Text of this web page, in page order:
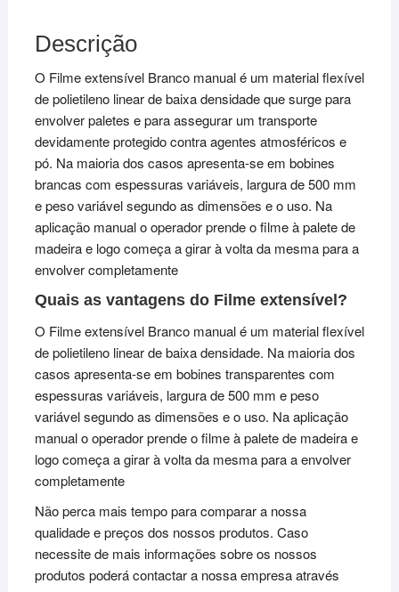
Descrição
O Filme extensível Branco manual é um material flexível
de polietileno linear de baixa densidade que surge para
envolver paletes e para assegurar um transporte
devidamente protegido contra agentes atmosféricos e
pó. Na maioria dos casos apresenta-se em bobines
brancas com espessuras variáveis, largura de 500 mm
e peso variável segundo as dimensões e o uso. Na
aplicação manual o operador prende o filme à palete de
madeira e logo começa a girar à volta da mesma para a
envolver completamente
Quais as vantagens do Filme extensível?
O Filme extensível Branco manual é um material flexível
de polietileno linear de baixa densidade. Na maioria dos
casos apresenta-se em bobines transparentes com
espessuras variáveis, largura de 500 mm e peso
variável segundo as dimensões e o uso. Na aplicação
manual o operador prende o filme à palete de madeira e
logo começa a girar à volta da mesma para a envolver
completamente
Não perca mais tempo para comparar a nossa
qualidade e preços dos nossos produtos. Caso
necessite de mais informações sobre os nossos
produtos poderá contactar a nossa empresa através